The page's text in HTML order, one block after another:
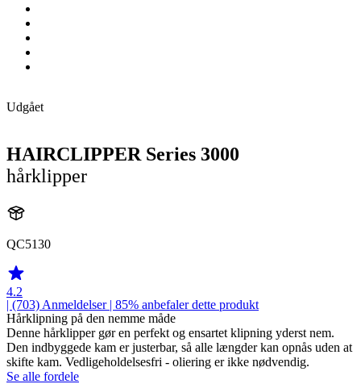
Udgået
HAIRCLIPPER Series 3000
hårklipper
QC5130
4.2
| (703) Anmeldelser| 85% anbefaler dette produkt
Hårklipning på den nemme måde
Denne hårklipper gør en perfekt og ensartet klipning yderst nem.
Den indbyggede kam er justerbar, så alle længder kan opnås uden at
skifte kam. Vedligeholdelsesfri - oliering er ikke nødvendig.
Se alle fordele